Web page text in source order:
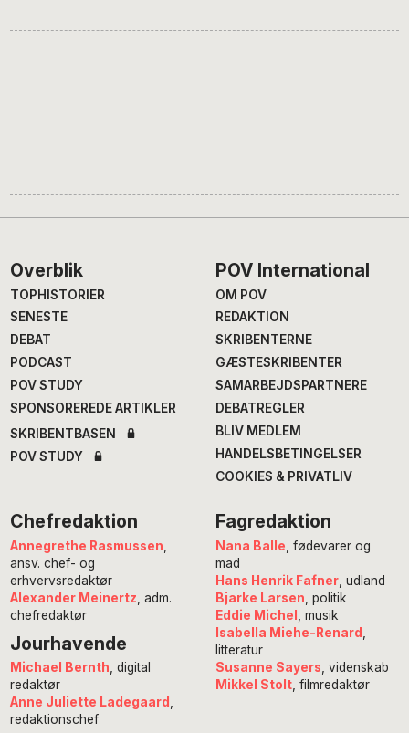
Footer
Overblik
TOPHISTORIER
SENESTE
DEBAT
PODCAST
POV STUDY
SPONSOREREDE ARTIKLER
SKRIBENTBASEN
POV STUDY
POV International
OM POV
REDAKTION
SKRIBENTERNE
GÆSTESKRIBENTER
SAMARBEJDSPARTNERE
DEBATREGLER
BLIV MEDLEM
HANDELSBETINGELSER
COOKIES & PRIVATLIV
Chefredaktion
Annegrethe Rasmussen
ansv. chef- og
erhvervsredaktør
Alexander Meinertz , adm.
chefredaktør
Jourhavende
Michael Bernth, digital
redaktør
Anne Juliette Ladegaard ,
redaktionschef
Fagredaktion
Nana Balle , fødevarer og
mad
Hans Henrik Fafner, udland
Bjarke Larsen , politik
Eddie Michel
, musik
Isabella Miehe-Renard
litteratur
Susanne Sayers , videnskab
Mikkel Stolt, filmredaktør